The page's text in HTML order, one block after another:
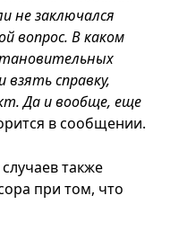
не заключался
вопрос. В каком
справку,
Да и вообще, еще
в сообщении.
также
при том, что